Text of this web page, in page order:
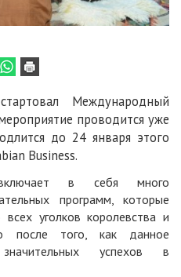
Международный
проводится уже
до 24 января этого
Business.
в себя много
программ, которые
уголков королевства и
после того, как данное
успехов в